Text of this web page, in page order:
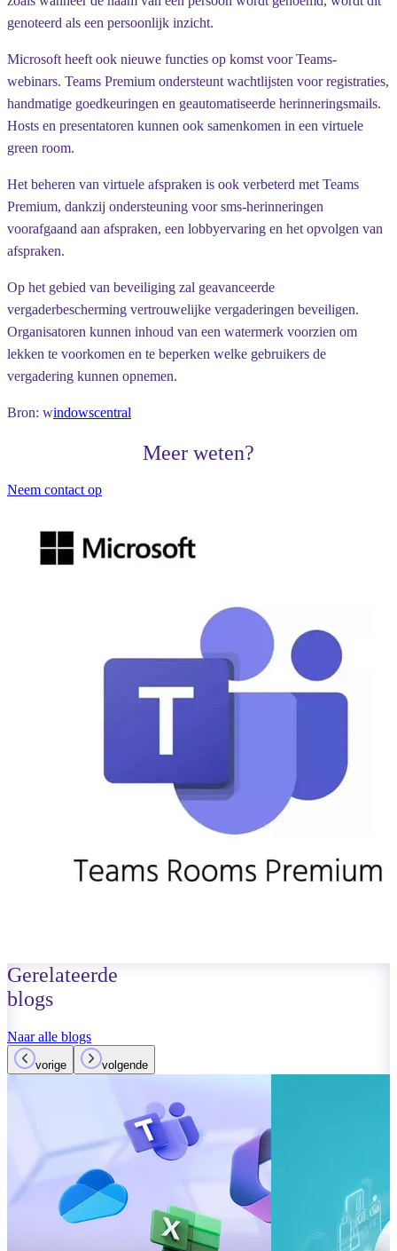
genoteerd als een persoonlijk inzicht.
Microsoft heeft ook nieuwe functies op komst voor Teams-
webinars. Teams Premium ondersteunt wachtlijsten voor registraties,
handmatige goedkeuringen en geautomatiseerde herinneringsmails.
Hosts en presentatoren kunnen ook samenkomen in een virtuele
green room.
Het beheren van virtuele afspraken is ook verbeterd met Teams
Premium, dankzij ondersteuning voor sms-herinneringen
voorafgaand aan afspraken, een lobbyervaring en het opvolgen van
afspraken.
Op het gebied van beveiliging zal geavanceerde
vergaderbescherming vertrouwelijke vergaderingen beveiligen.
Organisatoren kunnen inhoud van een watermerk voorzien om
lekken te voorkomen en te beperken welke gebruikers de
vergadering kunnen opnemen.
Bron: windowscentral
Meer weten?
Neem contact op
Gerelateerde
blogs
Naar alle blogs
vorige volgende
Teams: Wat